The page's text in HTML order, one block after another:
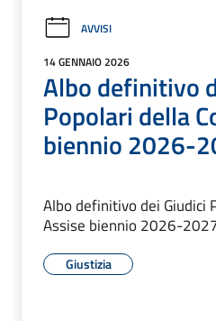
AVVISI
14 GENNAIO 2026
Albo definitivo
Popolari della
biennio 2026-
Albo definitivo dei Giudici
Assise biennio 2026-
Giustizia